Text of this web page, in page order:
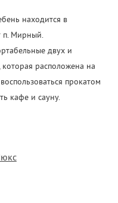
находится в
п. Мирный.
двух и
расположена на
прокатом
кафе и сауну.